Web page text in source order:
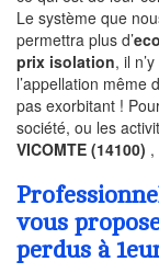
Le système que
permettra plus d’
prix isolation, il
l’appellation même
pas exorbitant !
société, ou les
VICOMTE (14100) ,
vous
perdus à